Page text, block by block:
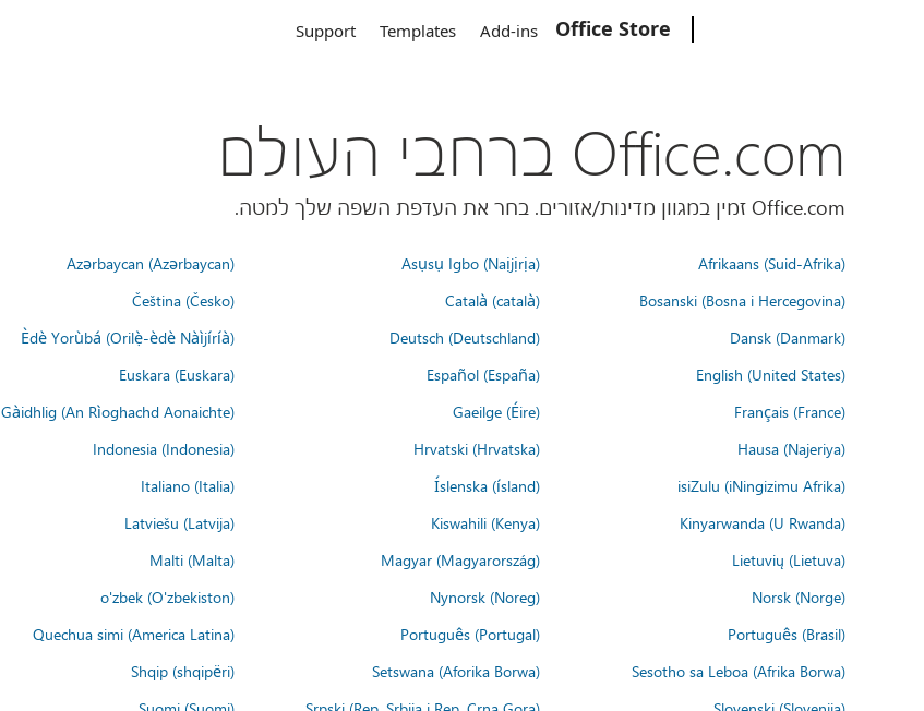
Office Store
Add-ins
Templates
Support
Office.com ברחבי העולם
Office.com זמין במגוון מדינות/אזורים. בחר את העדפת השפה שלך למטה.
Afrikaans (Suid-Afrika)
Asụsụ Igbo (Naịjịrịa)
Azərbaycan (Azərbaycan)
Bosanski (Bosna i Hercegovina)
Català (català)
Čeština (Česko)
Dansk (Danmark)
Deutsch (Deutschland)
Èdè Yorùbá (Orilẹ̀-èdè Nàìjíríà)
English (United States)
Español (España)
Euskara (Euskara)
Français (France)
Gaeilge (Éire)
Gàidhlig (An Rìoghachd Aonaichte)
Hausa (Najeriya)
Hrvatski (Hrvatska)
Indonesia (Indonesia)
isiZulu (iNingizimu Afrika)
Íslenska (ísland)
Italiano (Italia)
Kinyarwanda (U Rwanda)
Kiswahili (Kenya)
Latviešu (Latvija)
Lietuvių (Lietuva)
Magyar (Magyarország)
Malti (Malta)
Norsk (Norge)
Nynorsk (Noreg)
o'zbek (O'zbekiston)
Português (Brasil)
Português (Portugal)
Quechua simi (America Latina)
Sesotho sa Leboa (Afrika Borwa)
Setswana (Aforika Borwa)
Shqip (shqipëri)